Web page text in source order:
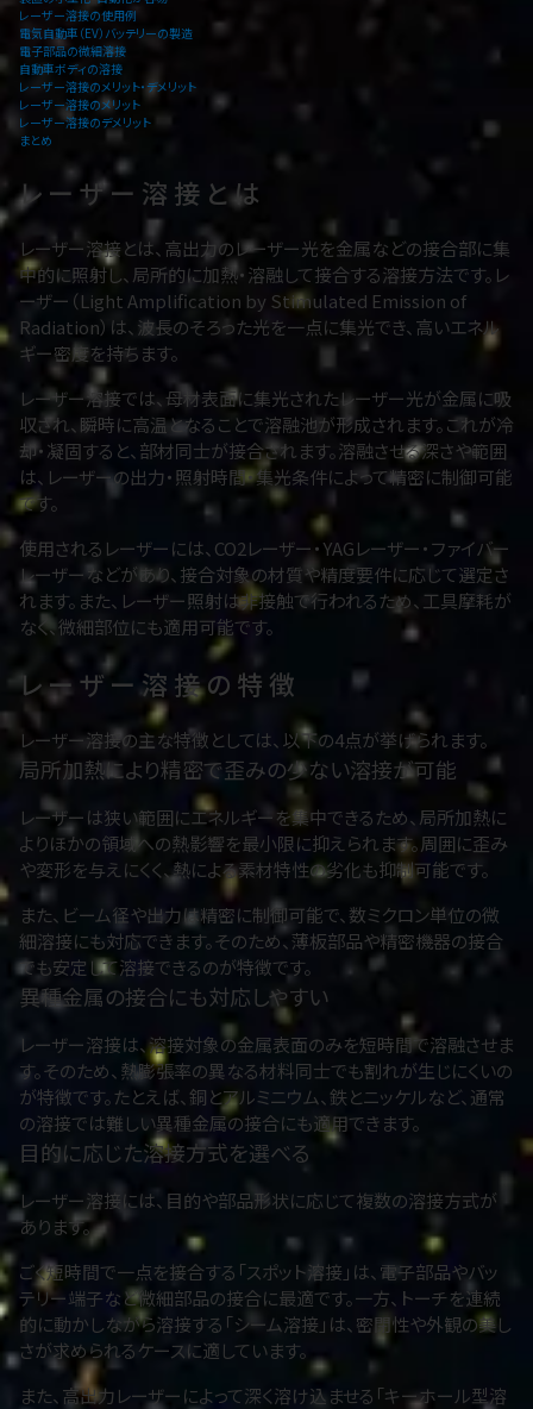
レーザー溶接の使用例
電気自動車（EV）バッテリーの製造
電子部品の微細溶接
自動車ボディの溶接
レーザー溶接のメリット・デメリット
レーザー溶接のメリット
レーザー溶接のデメリット
まとめ
レーザー溶接とは
レーザー溶接とは、高出力のレーザー光を金属などの接合部に集
中的に照射し、局所的に加熱・溶融して接合する溶接方法です。レ
ーザー（Light Amplification by Stimulated Emission of
Radiation）は、波長のそろった光を一点に集光でき、高いエネル
ギー密度を持ちます。
レーザー溶接では、母材表面に集光されたレーザー光が金属に吸
収され、瞬時に高温となることで溶融池が形成されます。これが冷
却・凝固すると、部材同士が接合されます。溶融させる深さや範囲
は、レーザーの出力・照射時間・集光条件によって精密に制御可能
です。
使用されるレーザーには、CO2レーザー・YAGレーザー・ファイバー
レーザーなどがあり、接合対象の材質や精度要件に応じて選定さ
れます。また、レーザー照射は非接触で行われるため、工具摩耗が
なく、微細部位にも適用可能です。
レーザー溶接の特徴
レーザー溶接の主な特徴としては、以下の4点が挙げられます。
局所加熱により精密で歪みの少ない溶接が可能
レーザーは狭い範囲にエネルギーを集中できるため、局所加熱に
よりほかの領域への熱影響を最小限に抑えられます。周囲に歪み
や変形を与えにくく、熱による素材特性の劣化も抑制可能です。
また、ビーム径や出力は精密に制御可能で、数ミクロン単位の微
細溶接にも対応できます。そのため、薄板部品や精密機器の接合
でも安定して溶接できるのが特徴です。
異種金属の接合にも対応しやすい
レーザー溶接は、溶接対象の金属表面のみを短時間で溶融させま
す。そのため、熱膨張率の異なる材料同士でも割れが生じにくいの
が特徴です。たとえば、銅とアルミニウム、鉄とニッケルなど、通常
の溶接では難しい異種金属の接合にも適用できます。
目的に応じた溶接方式を選べる
レーザー溶接には、目的や部品形状に応じて複数の溶接方式が
あります。
ごく短時間で一点を接合する「スポット溶接」は、電子部品やバッ
テリー端子など微細部品の接合に最適です。一方、トーチを連続
的に動かしながら溶接する「シーム溶接」は、密閉性や外観の美し
さが求められるケースに適しています。
また、高出力レーザーによって深く溶け込ませる「キーホール型溶